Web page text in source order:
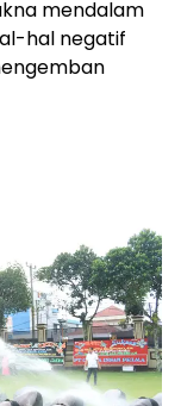
mendalam
hal negatif